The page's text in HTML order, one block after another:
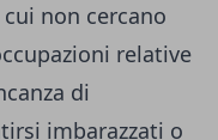
non cercano
relative
di
imbarazzati o